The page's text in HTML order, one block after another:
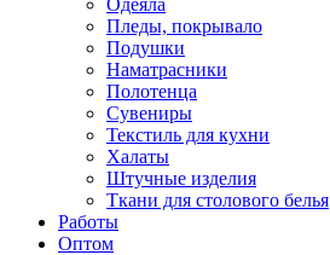
Одеяла
Пледы, покрывало
Подушки
Наматрасники
Полотенца
Сувениры
Текстиль для кухни
Халаты
Штучные изделия
Ткани для столового белья
Работы
Оптом